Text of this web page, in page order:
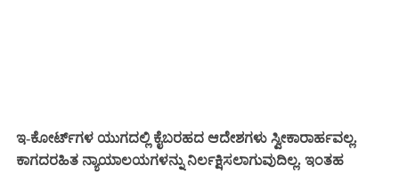
ಇ-ಕೋರ್ಟ್‌ಗಳ ಯುಗದಲ್ಲಿ ಕೈಬರಹದ ಆದೇಶಗಳು ಸ್ವೀಕಾರಾರ್ಹವಲ್ಲ.
ಕಾಗದರಹಿತ ನ್ಯಾಯಾಲಯಗಳನ್ನು ನಿರ್ಲಕ್ಷಿಸಲಾಗುವುದಿಲ್ಲ. ಇಂತಹ